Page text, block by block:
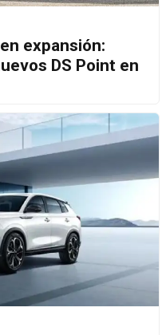
expansión:
DS Point en